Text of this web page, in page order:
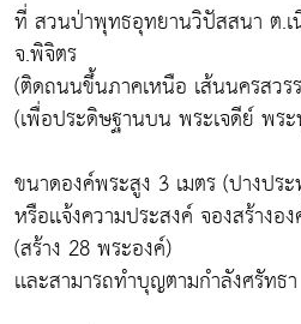
ที่ สวนป่าพุทธอุทยานวิปัสสนา ต.เ
จ.พิจิตร
(ติดถนนขึ้นภาคเหนือ เส้นนครสว
(เพื่อประดิษฐานบน พระเจดีย์ พร
ขนาดองค์พระสูง 3 เมตร (ปางปร
หรือเเจ้งความประสงค์ จองสร้าง
(สร้าง 28 พระองค์)
เเละสามารถทำบุญตามกำลังศรัทธา